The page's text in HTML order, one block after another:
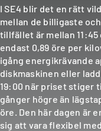
I SE4 blir det en rätt
mellan de billigaste
tillfället är mellan
endast 0,89 öre per
igång energikrävande
diskmaskinen eller
19:00 när priset stiger
gånger högre än
öre. Den här dagen är
sig att vara flexibel